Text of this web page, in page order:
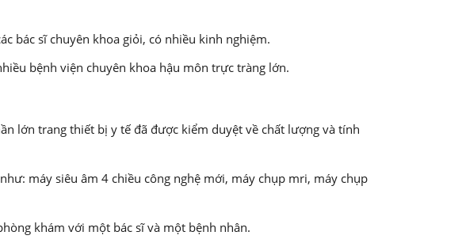
bác sĩ chuyên khoa giỏi, có nhiều kinh nghiệm.
bệnh viện chuyên khoa hậu môn trực tràng lớn.
lớn trang thiết bị y tế đã được kiểm duyệt về chất lượng và tính
máy siêu âm 4 chiều công nghệ mới, máy chụp mri, máy chụp
khám với một bác sĩ và một bệnh nhân.